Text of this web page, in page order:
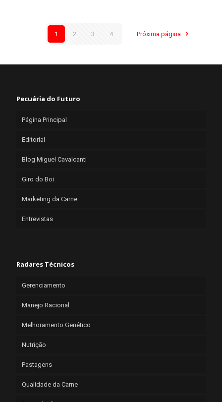
1 2 3 4 Próxima página
Pecuária do Futuro
Página Principal
Editorial
Blog Miguel Cavalcanti
Giro do Boi
Marketing da Carne
Entrevistas
Radares Técnicos
Gerenciamento
Manejo Racional
Melhoramento Genético
Nutrição
Pastagens
Qualidade da Carne